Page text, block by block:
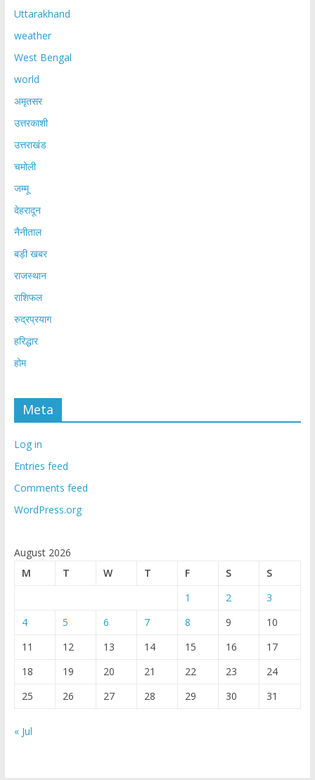
Uttarakhand
weather
West Bengal
world
अमृतसर
उत्तरकाशी
उत्तराखंड
चमोली
जम्मू
देहरादून
नैनीताल
बड़ी खबर
राजस्थान
राशिफल
रुद्रप्रयाग
हरिद्धार
होम
Meta
Log in
Entries feed
Comments feed
WordPress.org
August 2026
M
T W T F S
S
1
2
3
4
5 6 7 8 9
10
11
12 13 14 15 16
17
18
19 20 21 22 23
24
25
26 27 28 29 30 31
« Jul